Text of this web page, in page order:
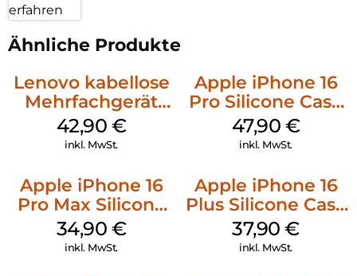
erfahren
Ähnliche Produkte
Lenovo kabellose
Mehrfachgerät
Luna Grey
42,90 €
inkl. MwSt.
Apple iPhone 16
Pro Silicone Case
MagSafe Denim
47,90 €
inkl. MwSt.
Apple iPhone 16
Pro Max Silicone
Case MagSafe
Denim
34,90 €
inkl. MwSt.
Apple iPhone 16
Plus Silicone Case
MagSafe Lake
Green
37,90€
inkl. MwSt.